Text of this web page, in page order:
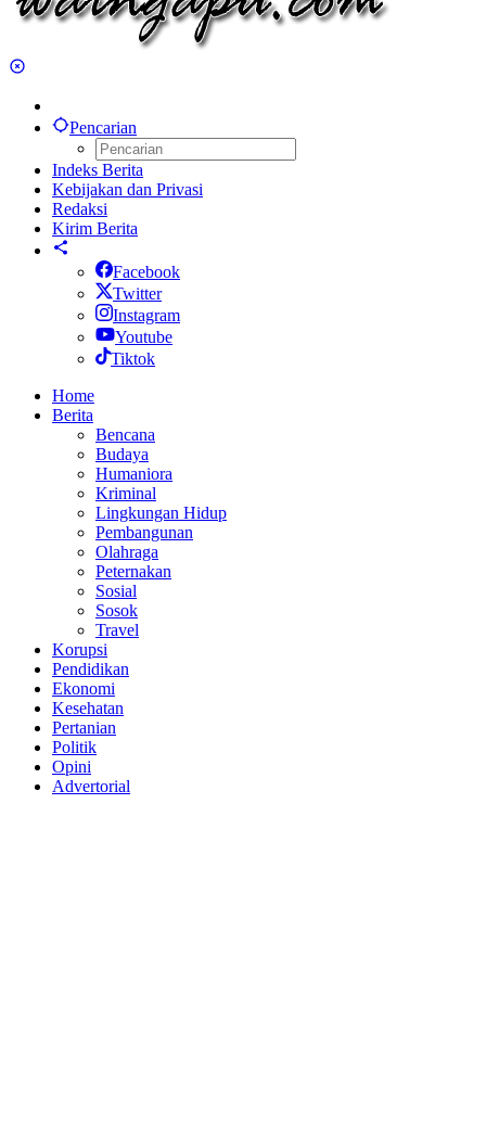
Pencarian
Indeks Berita
Kebijakan dan Privasi
Redaksi
Kirim Berita
Facebook
Twitter
Instagram
Youtube
Tiktok
Home
Berita
Bencana
Budaya
Humaniora
Kriminal
Lingkungan Hidup
Pembangunan
Olahraga
Peternakan
Sosial
Sosok
Travel
Korupsi
Pendidikan
Ekonomi
Kesehatan
Pertanian
Politik
Opini
Advertorial